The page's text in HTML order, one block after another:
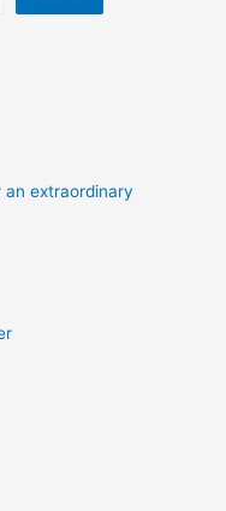
an extraordinary